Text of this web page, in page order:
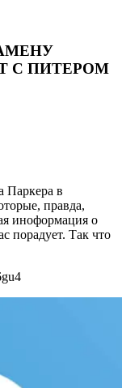
С ПИТЕРОМ
Паркера в
правда,
иноформация о
порадует. Так что